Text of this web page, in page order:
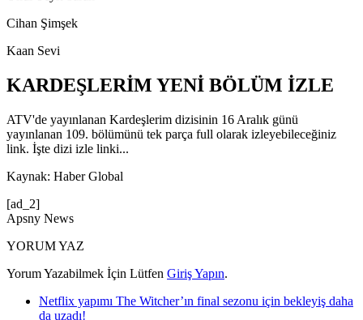
Cihan Şimşek
Kaan Sevi
KARDEŞLERİM YENİ BÖLÜM İZLE
ATV'de yayınlanan Kardeşlerim dizisinin 16 Aralık günü
yayınlanan 109. bölümünü tek parça full olarak izleyebileceğiniz
link. İşte dizi izle linki...
Kaynak: Haber Global
[ad_2]
Apsny News
YORUM YAZ
Yorum Yazabilmek İçin Lütfen Giriş Yapın.
Netflix yapımı The Witcher’ın final sezonu için bekleyiş daha
da uzadı!